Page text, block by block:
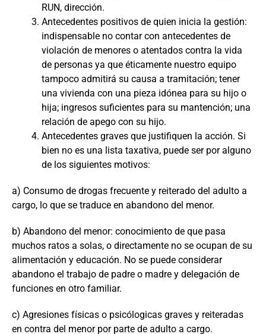
RUN, dirección.
Antecedentes positivos de quien inicia la gestión:
indispensable no contar con antecedentes de
violación de menores o atentados contra la vida
de personas ya que éticamente nuestro equipo
tampoco admitirá su causa a tramitación; tener
una vivienda con una pieza idónea para su hijo o
hija; ingresos suficientes para su mantención; una
relación de apego con su hijo.
Antecedentes graves que justifiquen la acción. Si
bien no es una lista taxativa, puede ser por alguno
de los siguientes motivos:
a) Consumo de drogas frecuente y reiterado del adulto a
cargo, lo que se traduce en abandono del menor.
b) Abandono del menor: conocimiento de que pasa
muchos ratos a solas, o directamente no se ocupan de su
alimentación y educación. No se puede considerar
abandono el trabajo de padre o madre y delegación de
funciones en otro familiar.
c) Agresiones físicas o psicólogicas graves y reiteradas
en contra del menor por parte de adulto a cargo.